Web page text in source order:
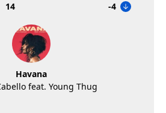
14 -4
Havana
feat. Young Thug